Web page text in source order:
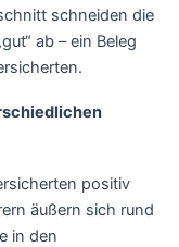
schneiden die
ab – ein Beleg
positiv
äußern sich rund
in den